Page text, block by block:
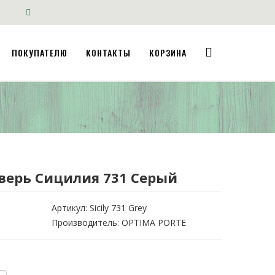
ПОКУПАТЕЛЮ КОНТАКТЫ КОРЗИНА
Сицилия 731 Серый
Артикул: Sicily 731 Grey
Производитель: OPTIMA PORTE